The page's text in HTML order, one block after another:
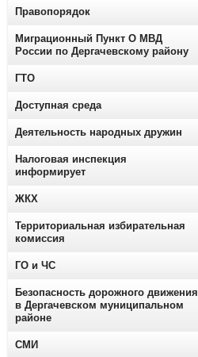
Правопорядок
Миграционный Пункт О МВД
России по Дергачевскому району
ГТО
Доступная среда
Деятельность народных дружин
Налоговая инспекция
информирует
ЖКХ
Территориальная избирательная
комиссия
ГО и ЧС
Безопасность дорожного движения
в Дергачевском муниципальном
районе
СМИ